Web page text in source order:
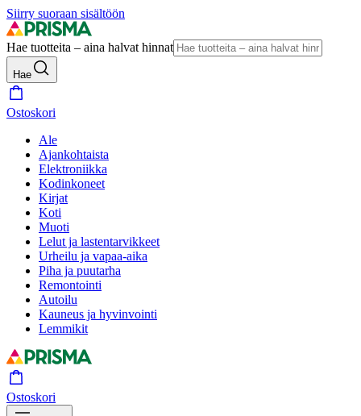
Siirry suoraan sisältöön
Hae tuotteita – aina halvat hinnat
Hae
Ostoskori
Ale
Ajankohtaista
Elektroniikka
Kodinkoneet
Kirjat
Koti
Muoti
Lelut ja lastentarvikkeet
Urheilu ja vapaa-aika
Piha ja puutarha
Remontointi
Autoilu
Kauneus ja hyvinvointi
Lemmikit
Ostoskori